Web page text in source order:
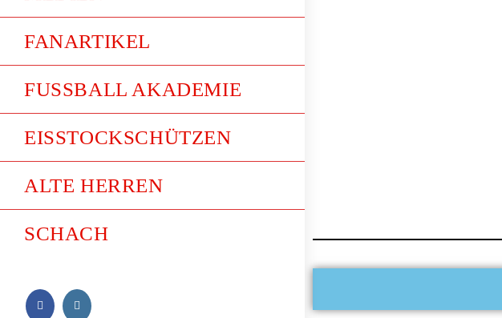
FANARTIKEL
FUSSBALL AKADEMIE
EISSTOCKSCHÜTZEN
ALTE HERREN
SCHACH